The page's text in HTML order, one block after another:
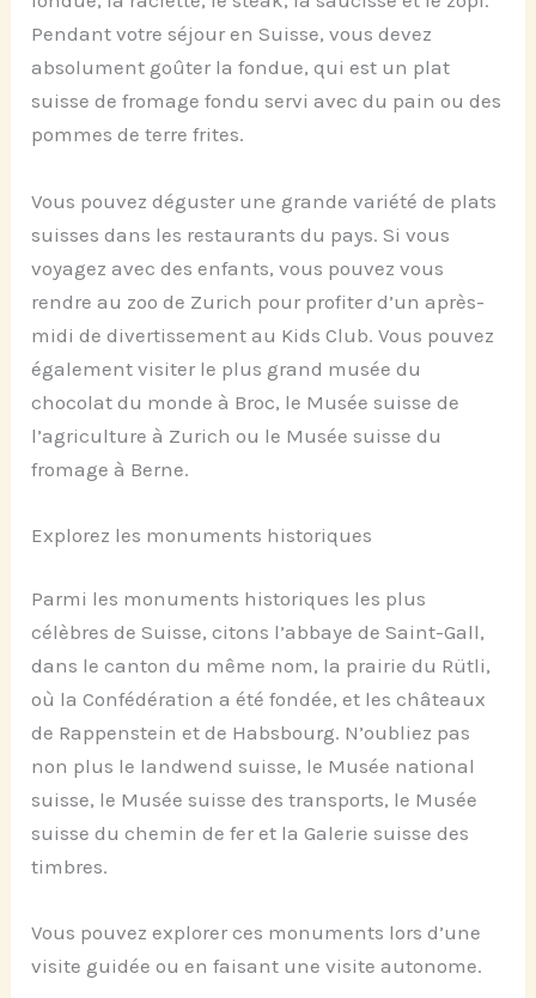
Pendant votre séjour en Suisse, vous devez
absolument goûter la fondue, qui est un plat
suisse de fromage fondu servi avec du pain ou des
pommes de terre frites.
Vous pouvez déguster une grande variété de plats
suisses dans les restaurants du pays. Si vous
voyagez avec des enfants, vous pouvez vous
rendre au zoo de Zurich pour profiter d’un après-
midi de divertissement au Kids Club. Vous pouvez
également visiter le plus grand musée du
chocolat du monde à Broc, le Musée suisse de
l’agriculture à Zurich ou le Musée suisse du
fromage à Berne.
Explorez les monuments historiques
Parmi les monuments historiques les plus
célèbres de Suisse, citons l’abbaye de Saint-Gall,
dans le canton du même nom, la prairie du Rütli,
où la Confédération a été fondée, et les châteaux
de Rappenstein et de Habsbourg. N’oubliez pas
non plus le landwend suisse, le Musée national
suisse, le Musée suisse des transports, le Musée
suisse du chemin de fer et la Galerie suisse des
timbres.
Vous pouvez explorer ces monuments lors d’une
visite guidée ou en faisant une visite autonome.